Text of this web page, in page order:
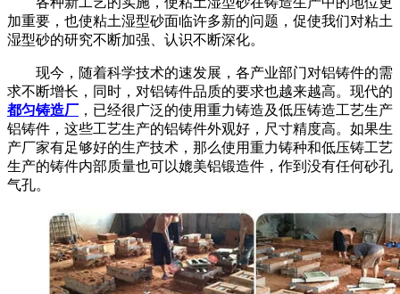
加重要，也使粘土湿型砂面临许多新的问题，促使我们对粘土
湿型砂的研究不断加强、认识不断深化。
现今，随着科学技术的速发展，各产业部门对铝铸件的需
求不断增长，同时，对铝铸件品质的要求也越来越高。现代的
都匀铸造厂 ，已经很广泛的使用重力铸造及低压铸造工艺生产
铝铸件，这些工艺生产的铝铸件外观好，尺寸精度高。如果生
产厂家有足够好的生产技术，那么使用重力铸种和低压铸工艺
生产的铸件内部质量也可以媲美铝锻造件，作到没有任何砂孔
气孔。